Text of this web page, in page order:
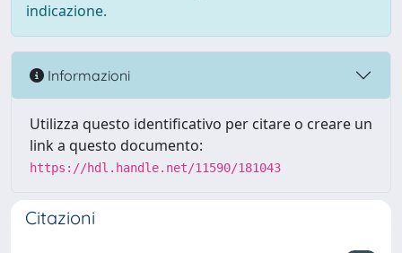
indicazione.
Informazioni
Utilizza questo identificativo per citare o creare un
link a questo documento:
https://hdl.handle.net/11590/181043
Citazioni